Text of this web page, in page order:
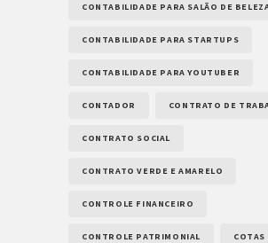
CONTABILIDADE PARA SALÃO DE
CONTABILIDADE PARA STARTUPS
CONTABILIDADE PARA YOUTUBER
CONTADOR CONTRATO DE
CONTRATO SOCIAL
CONTRATO VERDE E AMARELO
CONTROLE FINANCEIRO
CONTROLE PATRIMONIAL COTAS